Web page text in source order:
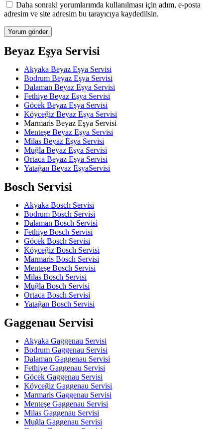
Daha sonraki yorumlarımda kullanılması için adım, e-posta
adresim ve site adresim bu tarayıcıya kaydedilsin.
Beyaz Eşya Servisi
Akyaka Beyaz Eşya Servisi
Bodrum Beyaz Eşya Servisi
Dalaman Beyaz Eşya Servisi
Fethiye Beyaz Eşya Servisi
Göcek Beyaz Eşya Servisi
Köyceğiz Beyaz Eşya Servisi
Marmaris Beyaz Eşya Servisi
Menteşe Beyaz Eşya Servisi
Milas Beyaz Eşya Servisi
Muğla Beyaz Eşya Servisi
Ortaca Beyaz Eşya Servisi
Yatağan Beyaz EşyaServisi
Bosch Servisi
Akyaka Bosch Servisi
Bodrum Bosch Servisi
Dalaman Bosch Servisi
Fethiye Bosch Servisi
Göcek Bosch Servisi
Köyceğiz Bosch Servisi
Marmaris Bosch Servisi
Menteşe Bosch Servisi
Milas Bosch Servisi
Muğla Bosch Servisi
Ortaca Bosch Servisi
Yatağan Bosch Servisi
Gaggenau Servisi
Akyaka Gaggenau Servisi
Bodrum Gaggenau Servisi
Dalaman Gaggenau Servisi
Fethiye Gaggenau Servisi
Göcek Gaggenau Servisi
Köyceğiz Gaggenau Servisi
Marmaris Gaggenau Servisi
Menteşe Gaggenau Servisi
Milas Gaggenau Servisi
Muğla Gaggenau Servisi